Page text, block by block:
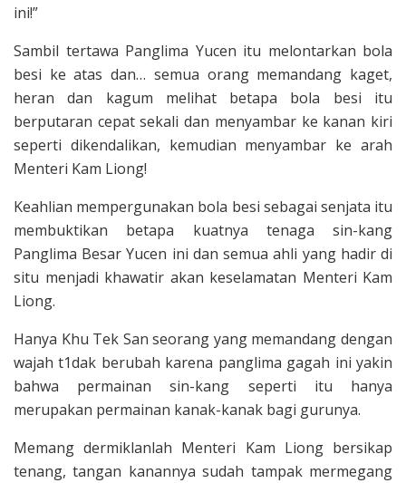
ini!”
Sambil tertawa Panglima Yucen itu melontarkan bola
besi ke atas dan… semua orang memandang kaget,
heran dan kagum melihat betapa bola besi itu
berputaran cepat sekali dan menyambar ke kanan kiri
seperti dikendalikan, kemu­dian menyambar ke arah
Menteri Kam Liong!
Keahlian mempergunakan bola besi sebagai senjata itu
membuktikan betapa kuatnya tenaga sin-kang
Panglima Besar Yucen ini dan semua ahli yang hadir di
situ menjadi khawatir akan keselamatan Menteri Kam
Liong.
Hanya Khu Tek San seorang yang memandang dengan
wajah t1dak berubah karena panglima gagah ini yakin
bahwa permainan sin-kang seperti itu hanya
merupakan permainan kanak-­kanak bagi gurunya.
Memang dermiklanlah Menteri Kam Liong bersikap
tenang, tangan kanannya sudah tampak mermegang